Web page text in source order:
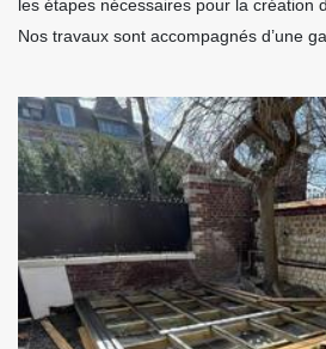
les étapes nécessaires pour la création
Nos travaux sont accompagnés d’une